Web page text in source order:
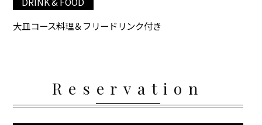
大皿コース料理＆フリードリンク付き
Reservation